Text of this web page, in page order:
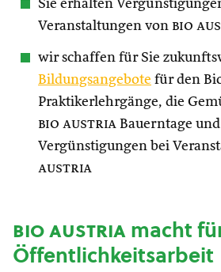
Sie erhalten
Veranstaltungen von bio
wir schaffen für Sie
Bildungsangebote für den
Praktikerlehrgänge, die
bio austria Bauerntage
Vergünstigungen bei
austria
bio austriamacht
Öffentlichkeitsarbeit